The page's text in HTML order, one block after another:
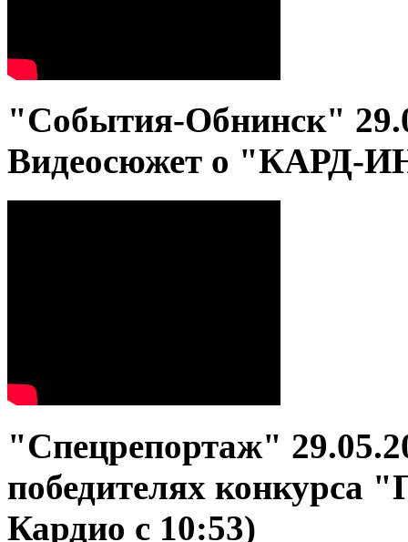
"События-Обнинск"
Видеосюжет о "КАРД-
"Спецрепортаж"
победителях
Кардио с 10:53)